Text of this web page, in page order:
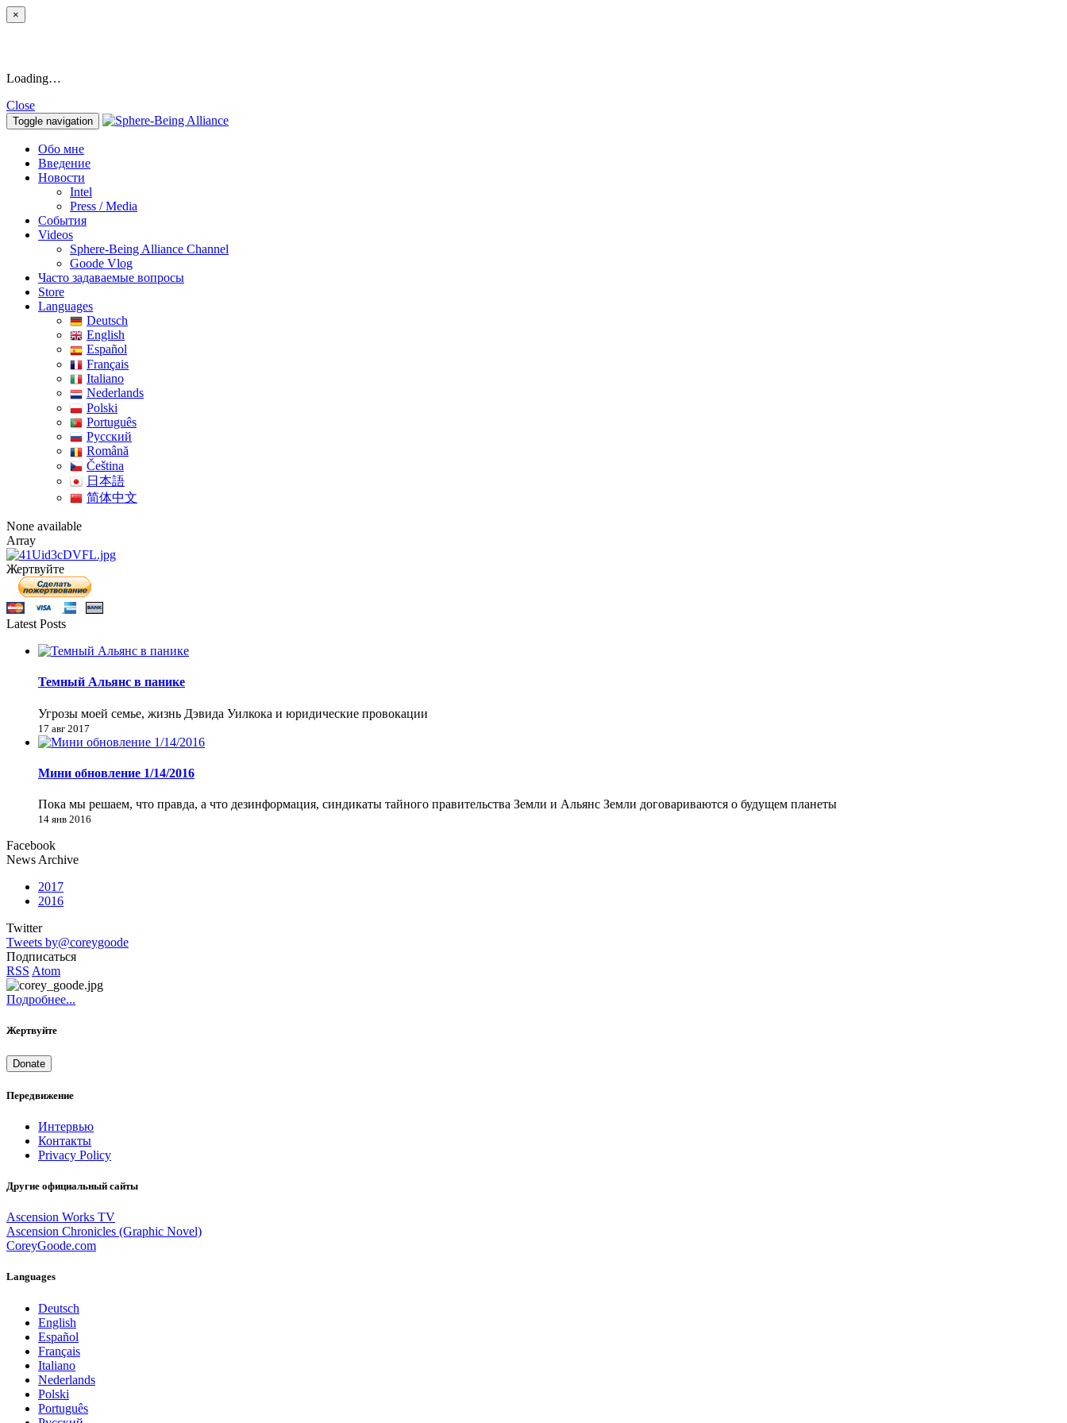
×
Loading…
Close
Toggle navigation
Обо мне
Введение
Новости
Intel
Press / Media
События
Videos
Sphere-Being Alliance Channel
Goode Vlog
Часто задаваемые вопросы
Store
Languages
Deutsch
English
Español
Français
Italiano
Nederlands
Polski
Português
Pусский
Română
Čeština
日本語
简体中文
None available
Array
Жертвуйте
Latest Posts
Темный Альянс в панике
Угрозы моей семье, жизнь Дэвида Уилкока и юридические провокации
17 авг 2017
Мини обновление 1/14/2016
Пока мы решаем, что правда, а что дезинформация, синдикаты тайного правительства Земли и Альянс Земли договариваются о будущем планеты
14 янв 2016
Facebook
News Archive
2017
2016
Twitter
Tweets by@coreygoode
Подписаться
RSS Atom
Подробнее...
Жертвуйте
Donate
Передвижение
Интервью
Контакты
Privacy Policy
Другие официальный сайты
Ascension Works TV
Ascension Chronicles (Graphic Novel)
CoreyGoode.com
Languages
Deutsch
English
Español
Français
Italiano
Nederlands
Polski
Português